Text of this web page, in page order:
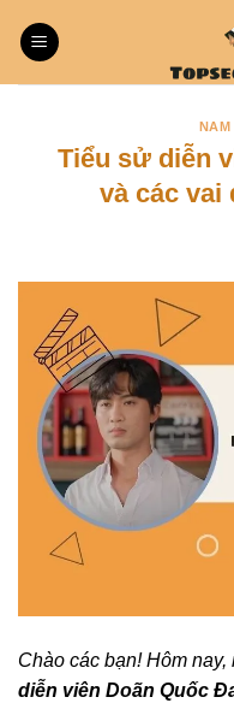
qua
NAM
Tiểu sử diễn
và các vai
Chào các bạn! Hôm
diễn viên Doãn Quốc